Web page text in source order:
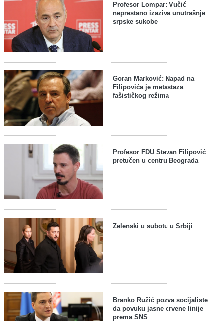
Profesor Lompar: Vučić
neprestano izaziva unutrašnje
srpske sukobe
Goran Marković: Napad na
Filipovića je metastaza
fašističkog režima
Profesor FDU Stevan Filipović
pretučen u centru Beograda
Zelenski u subotu u Srbiji
Branko Ružić pozva socijaliste
da povuku jasne crvene linije
prema SNS